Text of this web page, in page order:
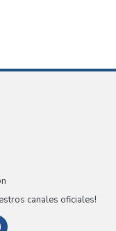
canales oficiales!